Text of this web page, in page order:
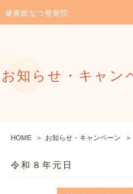
健康館なつ整骨院
お知らせ・キャン
HOME お知らせ・キャンペーン
令和８年元日